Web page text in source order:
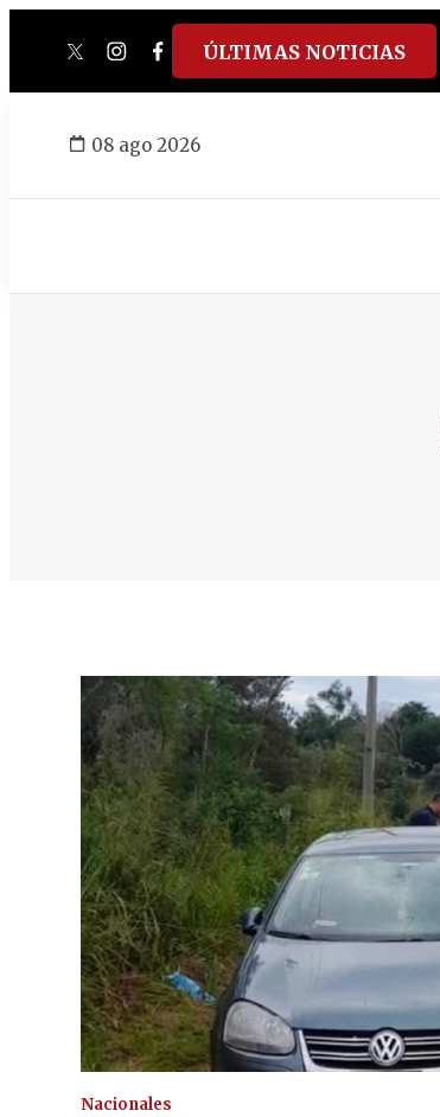
twitterinstagram
facebook
tiktokyoutube
spotify
ÚLTIMAS NOTICIAS
08 ago 2026
Nacionales